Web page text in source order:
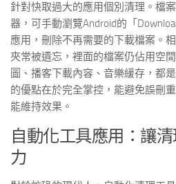
針對快取過大的應用個別清理。檔
器，可手動瀏覽Android的「
應用，刪除不再需要的下載檔案。
夾常被遺忘，裡面的檔案仍佔用空
圖、播客下載內容、音樂緩存，都
的優點在於完全掌控，能避免誤刪
能維持效果。
自動化工具應用：讓
力